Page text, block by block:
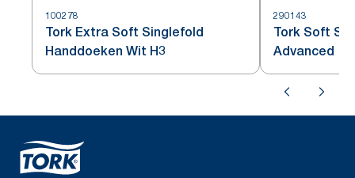
100278
Tork Extra Soft Singlefold
Handdoeken Wit H3
290143
Tork Soft
Advanced